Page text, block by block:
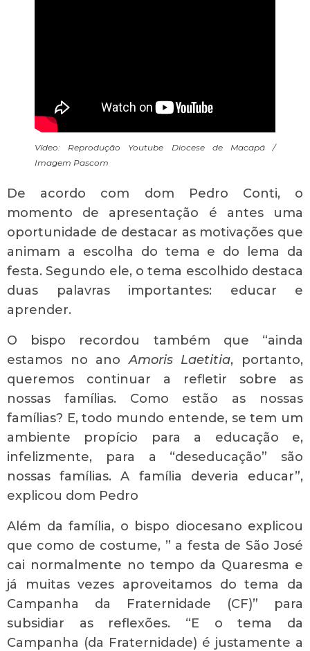
Vídeo: Reprodução Youtube Diocese de Macapá /
Imagem Pascom
De acordo com dom Pedro Conti, o
momento de apresentação é antes uma
oportunidade de destacar as motivações que
animam a escolha do tema e do lema da
festa. Segundo ele, o tema escolhido destaca
duas palavras importantes: educar e
aprender.
O bispo recordou também que “ainda
estamos no anoAmoris Laetitia, portanto,
queremos continuar a refletir sobre as
nossas famílias. Como estão as nossas
famílias? E, todo mundo entende, se tem um
ambiente propício para a educação e,
infelizmente, para a “deseducação” são
nossas famílias. A família deveria educar”,
explicou dom Pedro
Além da família, o bispo diocesano explicou
que como de costume, ” a festa de São José
cai normalmente no tempo da Quaresma e
já muitas vezes aproveitamos do tema da
Campanha da Fraternidade (CF)” para
subsidiar as reflexões. “E o tema da
Campanha (da Fraternidade) é justamente a